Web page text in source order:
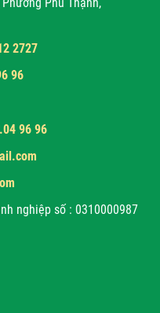
2727
96
96 96
nghiệp số : 0310000987